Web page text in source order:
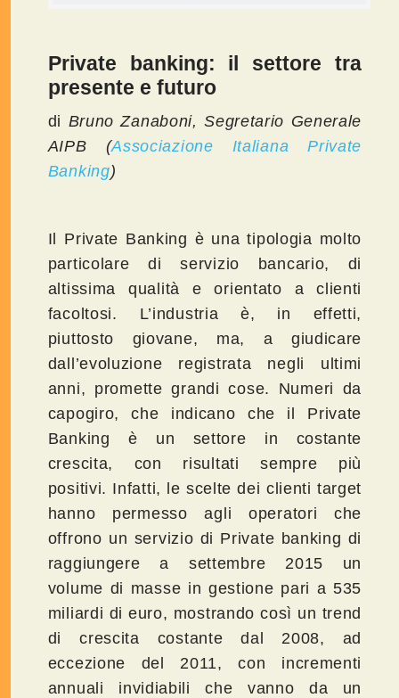
Private banking: il settore tra
presente e futuro
di Bruno Zanaboni, Segretario Generale
AIPB (Associazione Italiana Private
Banking)
Il Private Banking è una tipologia molto
particolare di servizio bancario, di
altissima qualità e orientato a clienti
facoltosi. L’industria è, in effetti,
piuttosto giovane, ma, a giudicare
dall’evoluzione registrata negli ultimi
anni, promette grandi cose. Numeri da
capogiro, che indicano che il Private
Banking è un settore in costante
crescita, con risultati sempre più
positivi. Infatti, le scelte dei clienti target
hanno permesso agli operatori che
offrono un servizio di Private banking di
raggiungere a settembre 2015 un
volume di masse in gestione pari a 535
miliardi di euro, mostrando così un trend
di crescita costante dal 2008, ad
eccezione del 2011, con incrementi
annuali invidiabili che vanno da un